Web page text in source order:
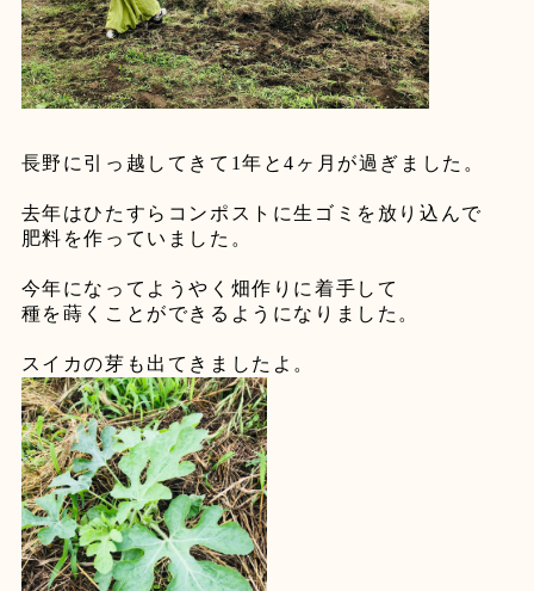
長野に引っ越してきて 1年と4 ヶ月が過ぎました。
去年はひたすらコンポストに生ゴミを放り込んで
肥料を作っていました。
今年になってようやく畑作りに着手して
種を蒔くことができるようになりました。
スイカの芽も出てきましたよ。